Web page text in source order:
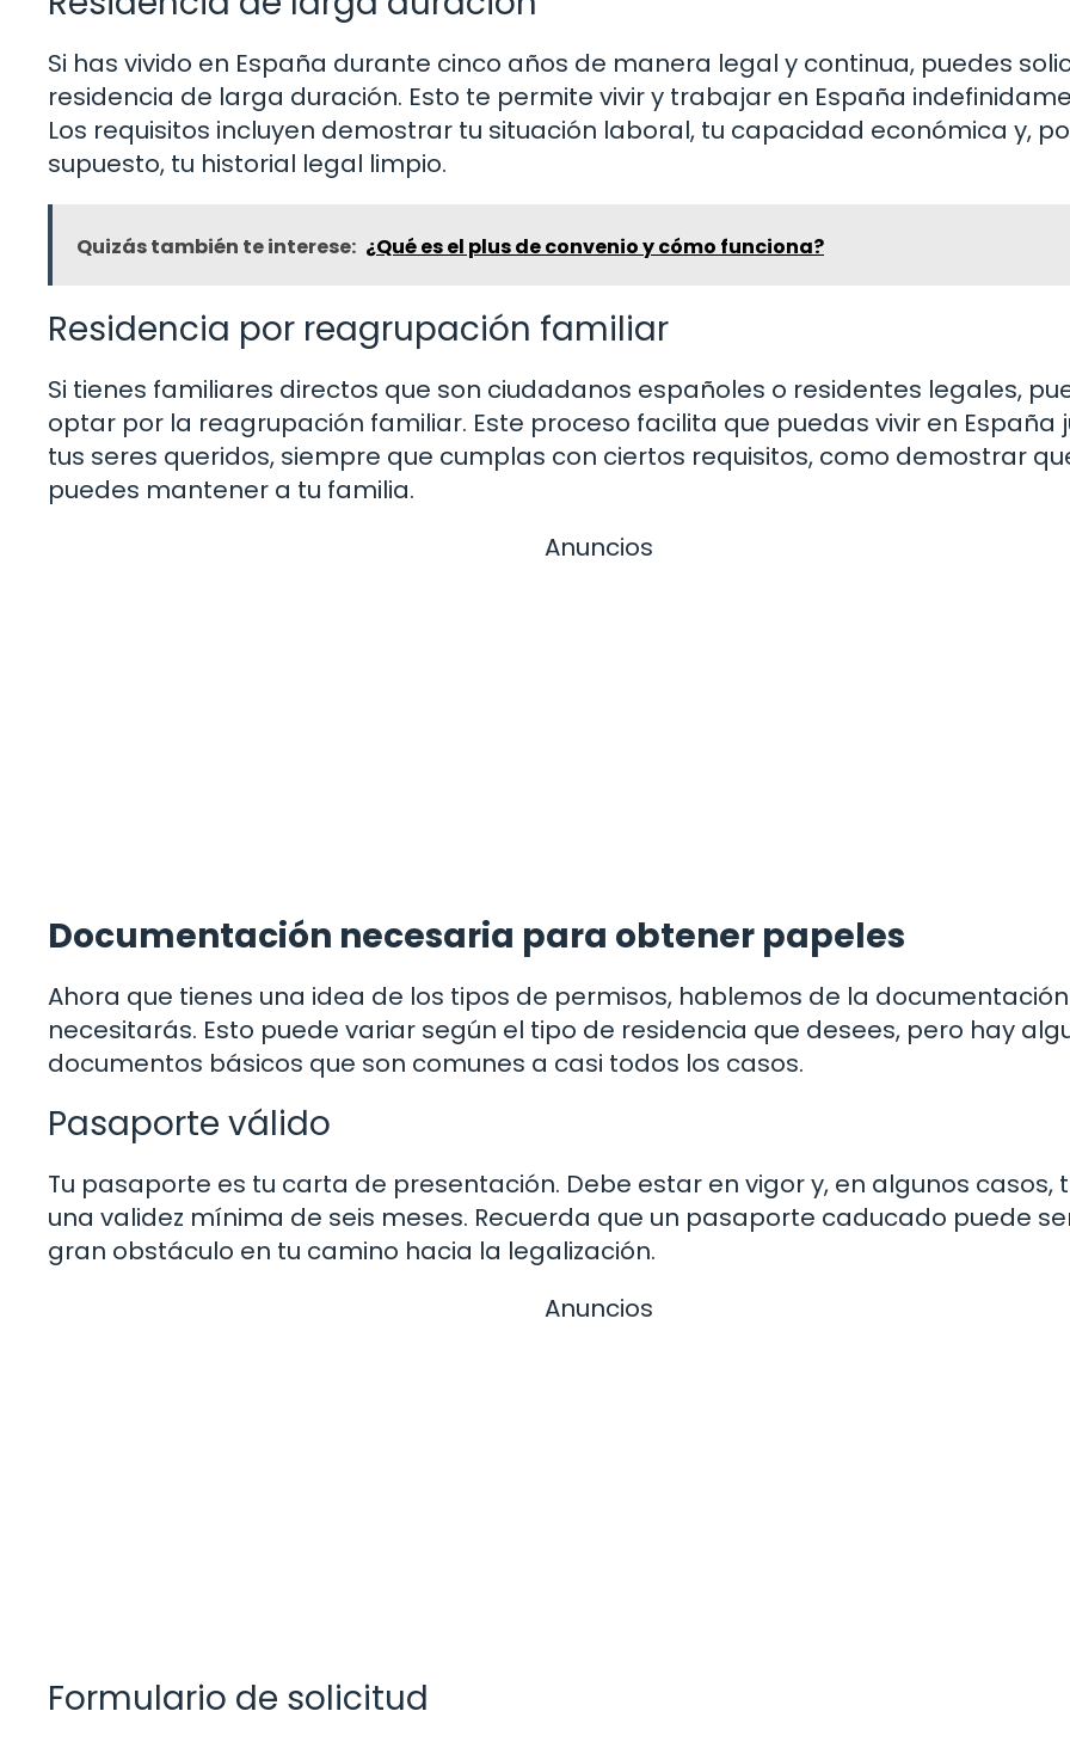
Si has vivido en España durante cinco años de manera legal y continua, puedes
residencia de larga duración. Esto te permite vivir y trabajar en España
Los requisitos incluyen demostrar tu situación laboral, tu capacidad económica y,
supuesto, tu historial legal limpio.
Quizás también te interese: ¿Qué es el plus de convenio y cómo funciona?
Residencia por reagrupación familiar
Si tienes familiares directos que son ciudadanos españoles o residentes legales,
optar por la reagrupación familiar. Este proceso facilita que puedas vivir en España
tus seres queridos, siempre que cumplas con ciertos requisitos, como demostrar
puedes mantener a tu familia.
Anuncios
Documentación necesaria para obtener papeles
Ahora que tienes una idea de los tipos de permisos, hablemos de la
necesitarás. Esto puede variar según el tipo de residencia que desees, pero hay
documentos básicos que son comunes a casi todos los casos.
Pasaporte válido
Tu pasaporte es tu carta de presentación. Debe estar en vigor y, en algunos casos,
una validez mínima de seis meses. Recuerda que un pasaporte caducado puede
gran obstáculo en tu camino hacia la legalización.
Anuncios
Formulario de solicitud